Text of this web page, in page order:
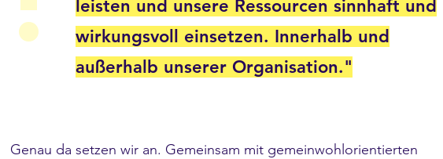
leisten und unsere Ressourcen sinnhaft und
wirkungsvoll einsetzen. Innerhalb und
außerhalb unserer Organisation."
Genau da setzen wir an. Gemeinsam mit gemeinwohlorientierten